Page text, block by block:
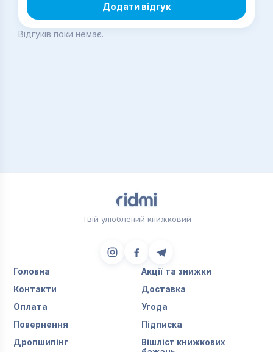
Додати відгук
Відгуків поки немає.
Твій улюблений книжковий
Головна
Акції та знижки
Контакти
Доставка
Оплата
Угода
Повернення
Підписка
Дропшипінг
Вішліст книжкових